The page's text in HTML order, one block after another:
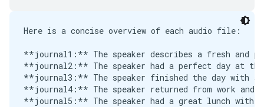
Here is a concise overview of each audio file:
**journal1:** The speaker describes a fresh and
**journal2:** The speaker had a perfect day at
**journal3:** The speaker finished the day with a
**journal4:** The speaker returned from work
**journal5:** The speaker had a great lunch with